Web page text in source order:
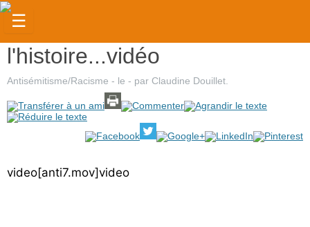
☰
Actualités
Judaïsme
Magazine
Culture
l'histoire...vidéo
Antisémitisme/Racisme - le - par Claudine Douillet
video[anti7.mov]video